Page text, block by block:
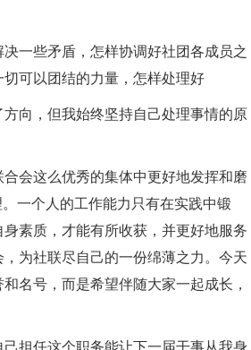
一些矛盾，怎样协调好社团各成员之
可以团结的力量，怎样处理好
向，但我始终坚持自己处理事情的原
会这么优秀的集体中更好地发挥和磨
一个人的工作能力只有在实践中锻
素质，才能有所收获，并更好地服务
为社联尽自己的一份绵薄之力。今天
名号，而是希望伴随大家一起成长，
担任这个职务能让下一届干事从我身